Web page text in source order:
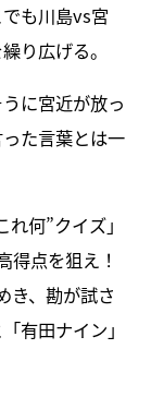
も川島vs宮
り広げる。
に宮近が放っ
た言葉とは一
何”クイズ」
点を狙え！
き、勘が試さ
有田ナイン」